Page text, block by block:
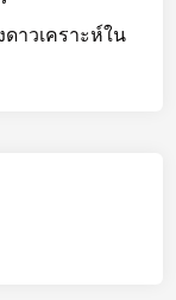
าวเคราะห์ใน